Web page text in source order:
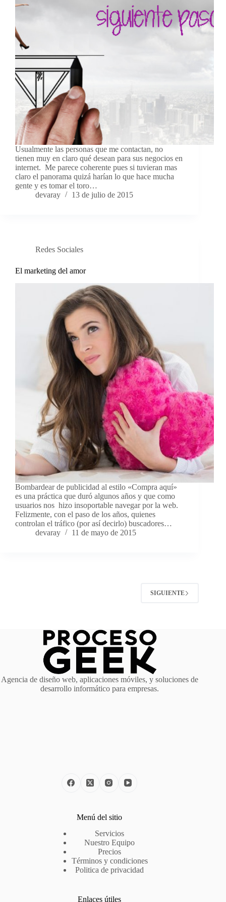
Usualmente las personas que me contactan, no
tienen muy en claro qué desean para sus negocios en
internet. Me parece coherente pues si tuvieran mas
claro el panorama quizá harían lo que hace mucha
gente y es tomar el toro…
devaray
13 de julio de 2015
Redes Sociales
El marketing del amor
Bombardear de publicidad al estilo «Compra aquí»
es una práctica que duró algunos años y que como
usuarios nos hizo insoportable navegar por la web.
Felizmente, con el paso de los años, quienes
controlan el tráfico (por así decirlo) buscadores…
devaray
11 de mayo de 2015
SIGUIENTE
Agencia de diseño web, aplicaciones móviles, y soluciones de
desarrollo informático para empresas.
Menú del sitio
Servicios
Nuestro Equipo
Precios
Términos y condiciones
Politica de privacidad
Enlaces útiles